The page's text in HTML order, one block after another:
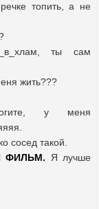
топить, а не
ты сам
жить???
у меня
сосед такой.
ФИЛЬМ. Я лучше